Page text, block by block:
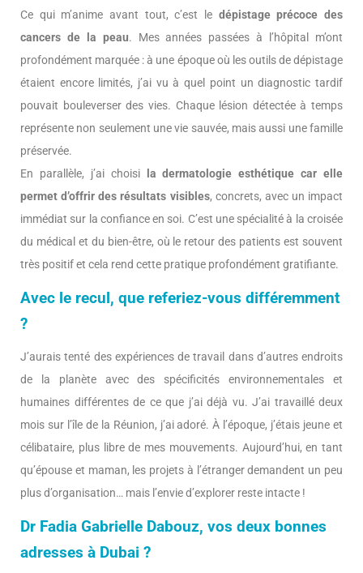
Ce qui m’anime avant tout, c’est le dépistage précoce des
cancers de la peau. Mes années passées à l’hôpital m’ont
profondément marquée : à une époque où les outils de dépistage
étaient encore limités, j’ai vu à quel point un diagnostic tardif
pouvait bouleverser des vies. Chaque lésion détectée à temps
représente non seulement une vie sauvée, mais aussi une famille
préservée.
En parallèle, j’ai choisi
la dermatologie esthétique car elle
permet d’offrir des résultats visibles, concrets, avec un impact
immédiat sur la confiance en soi. C’est une spécialité à la croisée
du médical et du bien-être, où le retour des patients est souvent
très positif et cela rend cette pratique profondément gratifiante.
Avec le recul, que referiez-vous différemment
?
J’aurais tenté des expériences de travail dans d’autres endroits
de la planète avec des spécificités environnementales et
humaines différentes de ce que j’ai déjà vu. J’ai travaillé deux
mois sur l’île de la Réunion, j’ai adoré. À l’époque, j’étais jeune et
célibataire, plus libre de mes mouvements. Aujourd’hui, en tant
qu’épouse et maman, les projets à l’étranger demandent un peu
plus d’organisation… mais l’envie d’explorer reste intacte !
Dr Fadia Gabrielle Dabouz, vos deux bonnes
adresses à Dubai ?